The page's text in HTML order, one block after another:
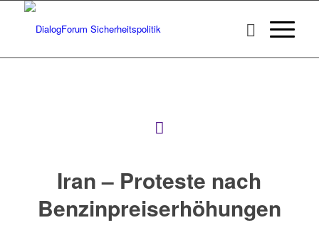
Iran – Proteste nach
Benzinpreiserhöhungen